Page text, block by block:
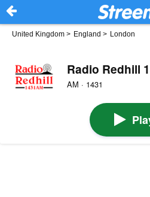
United Kingdom > England > London
Radio Redhill
AM · 1431